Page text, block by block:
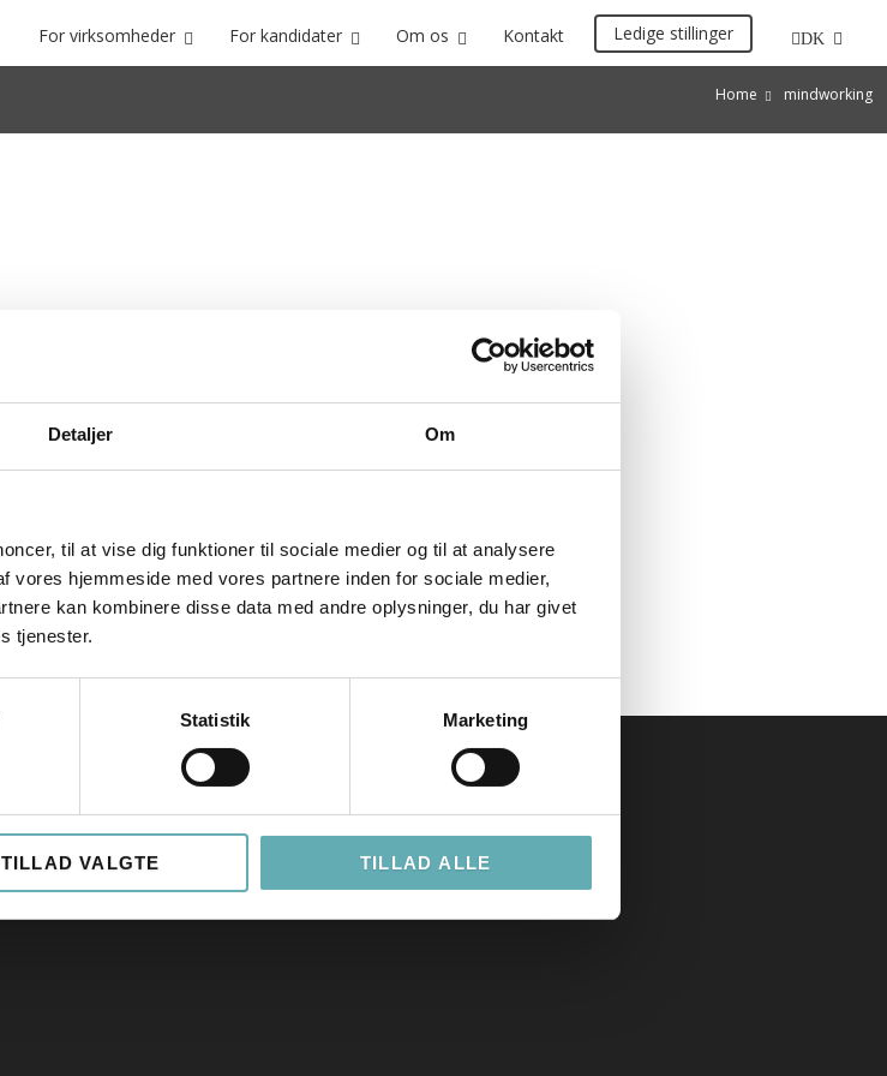
Detaljer Om
til at vise dig funktioner til sociale medier og til at analysere
vores hjemmeside med vores partnere inden for sociale medier,
kan kombinere disse data med andre oplysninger, du har givet
tjenester.
Statistik Marketing
TILLAD VALGTE TILLAD ALLE
For virksomheder For kandidater Om os Kontakt Ledige stillinger DK
Home mindworking